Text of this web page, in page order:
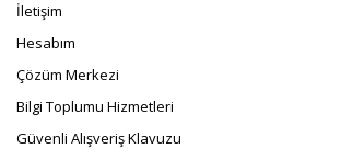
İletişim
Hesabım
Çözüm Merkezi
Bilgi Toplumu Hizmetleri
Güvenli Alışveriş Klavuzu